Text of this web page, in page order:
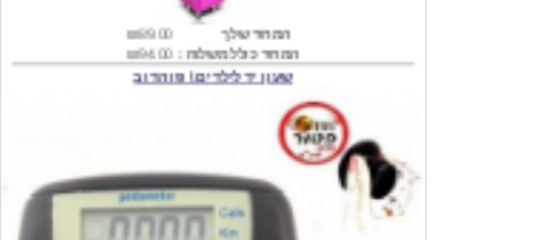
המחיר כולל משלוח :
שעון יד לילדים \ פו הדוב